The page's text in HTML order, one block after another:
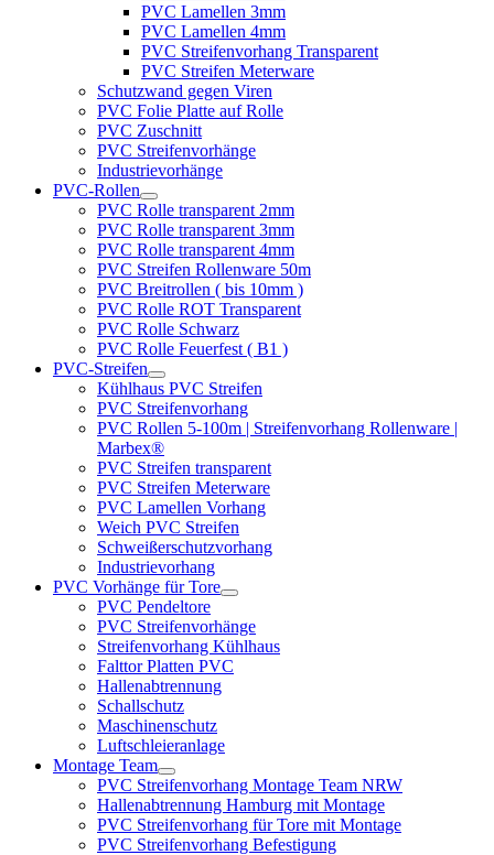
PVC Lamellen 3mm
PVC Lamellen 4mm
PVC Streifenvorhang Transparent
PVC Streifen Meterware
Schutzwand gegen Viren
PVC Folie Platte auf Rolle
PVC Zuschnitt
PVC Streifenvorhänge
Industrievorhänge
PVC-Rollen
PVC Rolle transparent 2mm
PVC Rolle transparent 3mm
PVC Rolle transparent 4mm
PVC Streifen Rollenware 50m
PVC Breitrollen ( bis 10mm )
PVC Rolle ROT Transparent
PVC Rolle Schwarz
PVC Rolle Feuerfest ( B1 )
PVC-Streifen
Kühlhaus PVC Streifen
PVC Streifenvorhang
PVC Rollen 5-100m | Streifenvorhang Rollenware |
Marbex®
PVC Streifen transparent
PVC Streifen Meterware
PVC Lamellen Vorhang
Weich PVC Streifen
Schweißerschutzvorhang
Industrievorhang
PVC Vorhänge für Tore
PVC Pendeltore
PVC Streifenvorhänge
Streifenvorhang Kühlhaus
Falttor Platten PVC
Hallenabtrennung
Schallschutz
Maschinenschutz
Luftschleieranlage
Montage Team
PVC Streifenvorhang Montage Team NRW
Hallenabtrennung Hamburg mit Montage
PVC Streifenvorhang für Tore mit Montage
PVC Streifenvorhang Befestigung